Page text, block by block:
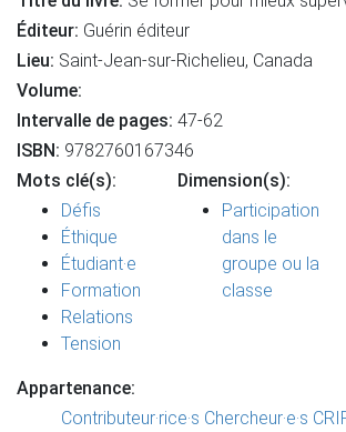
Éditeur: Guérin éditeur
Lieu: Saint-Jean-sur-Richelieu, Canada
Volume:
Intervalle de pages: 47-62
ISBN: 9782760167346
Mots clé(s):
Défis
Éthique
Étudiant·e
Formation
Relations
Tension
Dimension(s):
Participation
dans le
groupe ou la
classe
Appartenance:
Contributeur·rice·s Chercheur·e·s